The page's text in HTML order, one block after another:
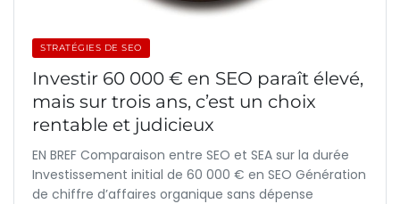
STRATÉGIES DE SEO
Investir 60 000 € en SEO paraît élevé,
mais sur trois ans, c’est un choix
rentable et judicieux
EN BREF Comparaison entre SEO et SEA sur la durée
Investissement initial de 60 000 € en SEO Génération
de chiffre d’affaires organique sans dépense